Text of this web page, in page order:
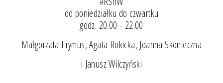
od poniedziałku do czwartku
godz. 20.00 - 22.00
Małgorzata Frymus, Agata Rokicka, Joanna Skonieczna
i Janusz Wilczyński